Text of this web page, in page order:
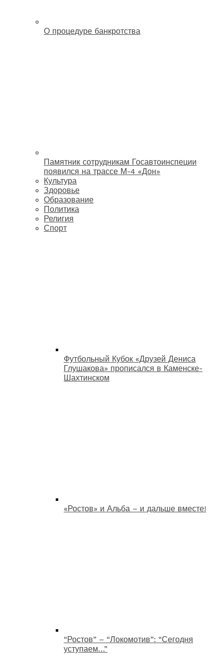
О процедуре банкротства
Памятник сотрудникам Госавтоинспеции
появился на трассе М-4 «Дон»
Культура
Здоровье
Образование
Политика
Религия
Спорт
Футбольный Кубок «Друзей Дениса
Глушакова» прописался в Каменске-
Шахтинском
«Ростов» и Альба – и дальше вместе!
“Ростов” – “Локомотив”: “Сегодня
уступаем…”